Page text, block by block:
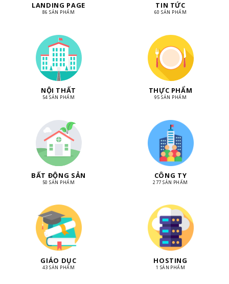
LANDING PAGE
86 SẢN PHẨM
TIN TỨC
60 SẢN PHẨM
NỘI THẤT
54 SẢN PHẨM
THỰC PHẨM
95 SẢN PHẨM
BẤT ĐỘNG SẢN
50 SẢN PHẨM
CÔNG TY
277 SẢN PHẨM
GIÁO DỤC
43 SẢN PHẨM
HOSTING
1 SẢN PHẨM